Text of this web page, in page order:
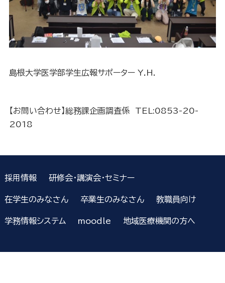
島根大学医学部学生広報サポーター Y.H.
【お問い合わせ】総務課企画調査係 TEL:0853-20-
2018
採用情報 研修会・講演会・セミナー
在学生のみなさん 卒業生のみなさん 教職員向け
学務情報システム moodle 地域医療機関の方へ